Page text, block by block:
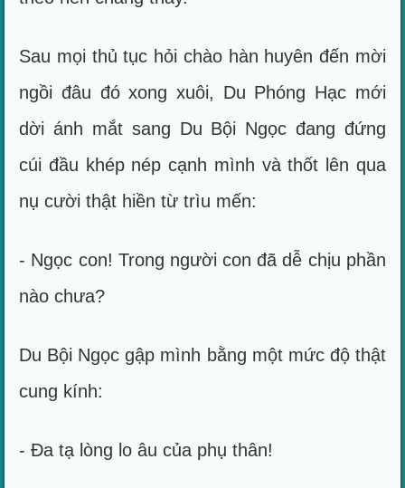
Sau mọi thủ tục hỏi chào hàn huyên đến mời
ngồi đâu đó xong xuôi, Du Phóng Hạc mới
dời ánh mắt sang Du Bội Ngọc đang đứng
cúi đầu khép nép cạnh mình và thốt lên qua
nụ cười thật hiền từ trìu mến:
- Ngọc con! Trong người con đã dễ chịu phần
nào chưa?
Du Bội Ngọc gập mình bằng một mức độ thật
cung kính:
- Đa tạ lòng lo âu của phụ thân!